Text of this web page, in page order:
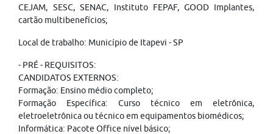
CEJAM, SESC, SENAC, Instituto FEPAF, GOOD Implantes,
cartão multibenefícios;
Local de trabalho: Município de Itapevi - SP
- PRÉ - REQUISITOS:
CANDIDATOS EXTERNOS:
Formação: Ensino médio completo;
Formação Específica: Curso técnico em eletrônica,
eletroeletrônica ou técnico em equipamentos biomédicos;
Informática: Pacote Office nível básico;